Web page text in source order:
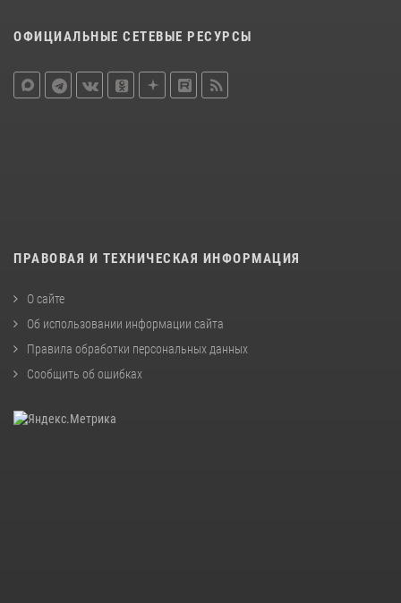
ОФИЦИАЛЬНЫЕ СЕТЕВЫЕ РЕСУРСЫ
ПРАВОВАЯ И ТЕХНИЧЕСКАЯ ИНФОРМАЦИЯ
О сайте
Об использовании информации сайта
Правила обработки персональных данных
Сообщить об ошибках